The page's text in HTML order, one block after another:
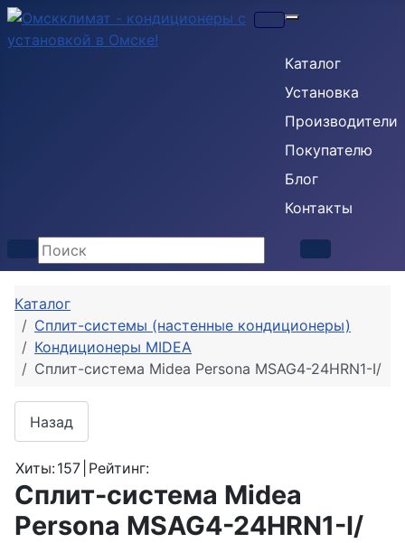
Каталог
Установка
Производители
Покупателю
Блог
Контакты
Каталог
Сплит-системы (настенные кондиционеры)
Кондиционеры MIDEA
Сплит-система Midea Persona MSAG4-24HRN1-I/
Хиты:157 Рейтинг:
Сплит-система Midea
Persona MSAG4-24HRN1-I/